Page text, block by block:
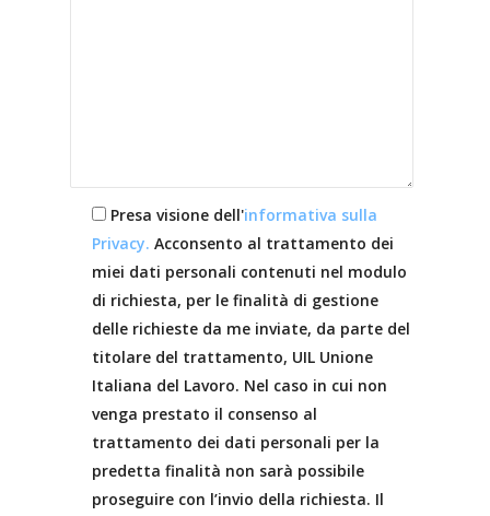
Presa visione dell'informativa sulla
Privacy. Acconsento al trattamento dei
miei dati personali contenuti nel modulo
di richiesta, per le finalità di gestione
delle richieste da me inviate, da parte del
titolare del trattamento, UIL Unione
Italiana del Lavoro. Nel caso in cui non
venga prestato il consenso al
trattamento dei dati personali per la
predetta finalità non sarà possibile
proseguire con l’invio della richiesta. Il